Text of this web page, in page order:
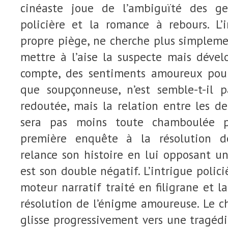
cinéaste joue de l’ambiguïté des
policière et la romance à rebours.
propre piège, ne cherche plus
mettre à l’aise la suspecte mais
compte, des sentiments amoureux
que soupçonneuse, n’est semble-t-il
redoutée, mais la relation entre les
sera pas moins toute chamboulée
première enquête à la résolution
relance son histoire en lui opposant
est son double négatif. L’intrigue
moteur narratif traité en filigrane et
résolution de l’énigme amoureuse. Le
glisse progressivement vers une